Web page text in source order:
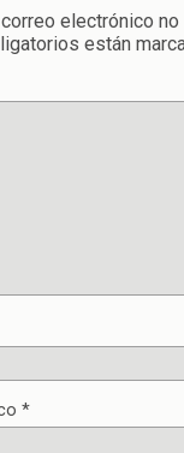
electrónico no
están
*